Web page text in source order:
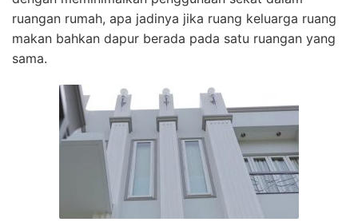
ruangan rumah, apa jadinya jika ruang keluarga ruang
makan bahkan dapur berada pada satu ruangan yang
sama.